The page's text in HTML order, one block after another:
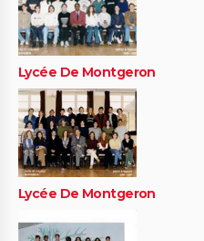
Lycée De Montgeron
Lycée De Montgeron